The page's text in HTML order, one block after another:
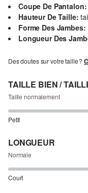
Coupe De Pantalon:
Hauteur De Taille:
Forme Des Jambes:
Longueur Des
Des doutes sur votre taille ?
TAILLE BIEN /
Taille normalement
Petit
LONGUEUR
Normale
Court